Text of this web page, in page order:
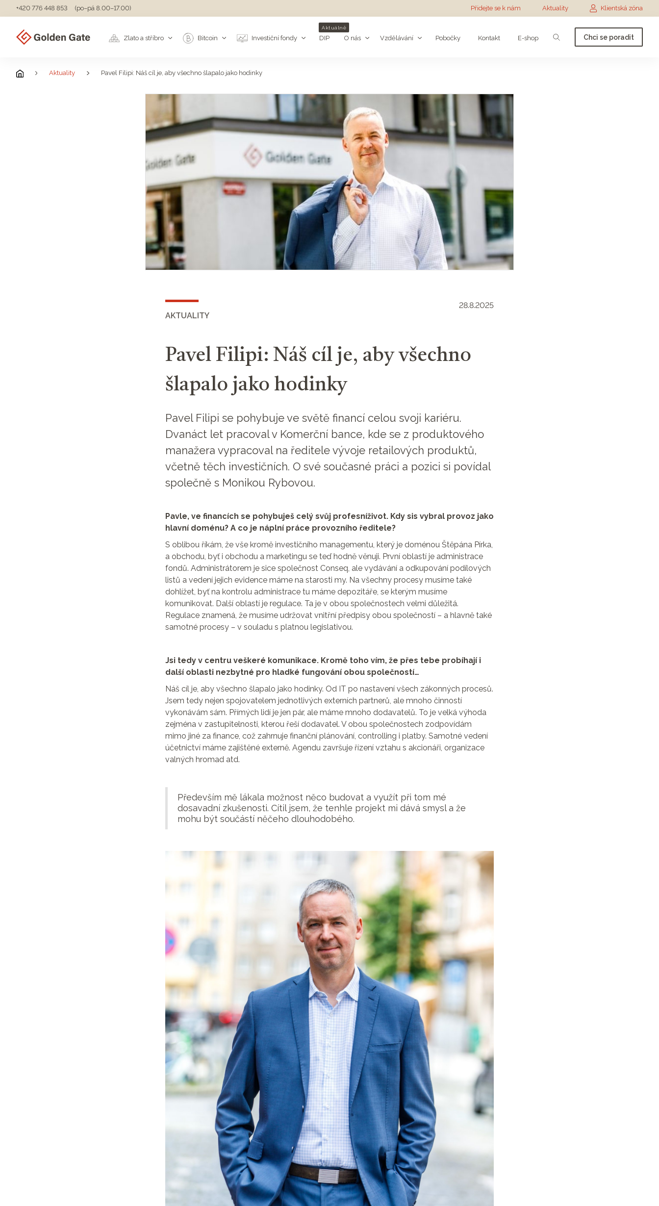
+420 776 448 853 (po–pá 8.00–17.00) Přidejte se k nám Aktuality Klientská zóna
Zlato a stříbro Bitcoin Investiční fondy DIP
Aktuálně
O nás Vzdělávání Pobočky Kontakt E-shop Chci se poradit
Aktuality Pavel Filipi: Náš cíl je, aby všechno šlapalo jako hodinky
AKTUALITY
28.8.2025
Pavel Filipi: Náš cíl je, aby všechno
šlapalo jako hodinky
Pavel Filipi se pohybuje ve světě financí celou svoji kariéru.
Dvanáct let pracoval v Komerční bance, kde se z produktového
manažera vypracoval na ředitele vývoje retailových produktů,
včetně těch investičních. O své současné práci a pozici si povídal
společně s Monikou Rybovou.
Pavle, ve financích se pohybuješ celý svůj profesníživot. Kdy sis vybral provoz jako
hlavní doménu? A co je náplní práce provozního ředitele?
S oblibou říkám, že vše kromě investičního managementu, který je doménou Štěpána Pírka,
a obchodu, byť i obchodu a marketingu se teď hodně věnuji. První oblastí je administrace
fondů. Administrátorem je sice společnost Conseq, ale vydávání a odkupování podílových
listů a vedení jejich evidence máme na starosti my. Na všechny procesy musíme také
dohlížet, byť na kontrolu administrace tu máme depozitáře, se kterým musíme
komunikovat. Další oblastí je regulace. Ta je v obou společnostech velmi důležitá.
Regulace znamená, že musíme udržovat vnitřní předpisy obou společností – a hlavně také
samotné procesy – v souladu s platnou legislativou.
Jsi tedy v centru veškeré komunikace. Kromě toho vím, že přes tebe probíhají i
další oblasti nezbytné pro hladké fungování obou společností…
Náš cíl je, aby všechno šlapalo jako hodinky. Od IT po nastavení všech zákonných procesů.
Jsem tedy nejen spojovatelem jednotlivých externích partnerů, ale mnoho činností
vykonávám sám. Přímých lidí je jen pár, ale máme mnoho dodavatelů. To je velká výhoda
zejména v zastupitelnosti, kterou řeší dodavatel. V obou společnostech zodpovídám
mimo jiné za finance, což zahrnuje finanční plánování, controlling i platby. Samotné vedení
účetnictví máme zajištěné externě. Agendu završuje řízení vztahu s akcionáři, organizace
valných hromad atd.
Především mě lákala možnost něco budovat a využít při tom mé
dosavadní zkušenosti. Cítil jsem, že tenhle projekt mi dává smysl a že
mohu být součástí něčeho dlouhodobého.